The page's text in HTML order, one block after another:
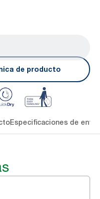
de producto
Especificaciones de